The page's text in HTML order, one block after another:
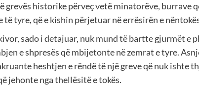
grevës historike përveç vetë minatorëve, burrave
të tyre, që e kishin përjetuar në errësirën e
sado i detajuar, nuk mund të bartte gjurmët e
e shpresës që mbijetonte në zemrat e tyre.
heshtjen e rëndë të një greve që nuk ishte
jehonte nga thellësitë e tokës.